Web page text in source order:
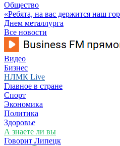
Общество
«Ребята, на вас держится наш
Днем металлурга
Все новости
Видео
Бизнес
НЛМК Live
Главное в стране
Спорт
Экономика
Политика
Здоровье
А знаете ли вы
Говорит Липецк